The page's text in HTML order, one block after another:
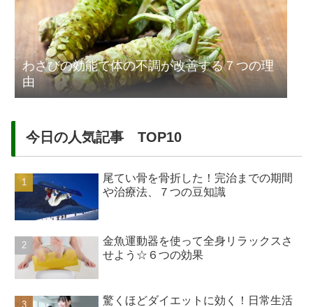
わさびの効能で体の不調が改善する７つの理
由
今日の人気記事 TOP10
尾てい骨を骨折した！完治までの期間
や治療法、７つの豆知識
金魚運動器を使って全身リラックスさ
せよう☆６つの効果
驚くほどダイエットに効く！日常生活